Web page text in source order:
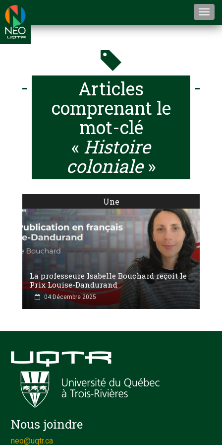
Articles
comprenant le
mot-clé
« Histoire
coloniale»
Une
La professeure Isabelle Bouchard reçoit le
Prix Louise-Dandurand
04 Décembre 2025
Nous joindre
neo@uqtr.ca